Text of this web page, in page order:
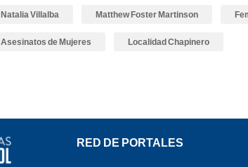
Natalia Villalba Matthew Foster Martinson
Asesinatos de Mujeres Localidad Chapinero
RED DE PORTALES